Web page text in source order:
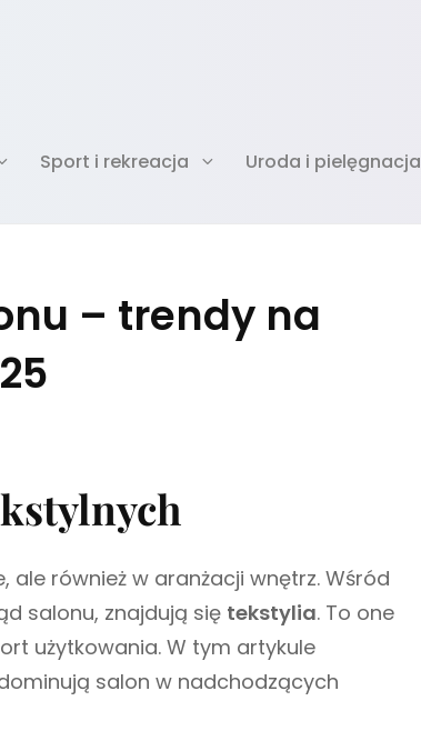
Sport i rekreacja Uroda i pielęgnacja
– trendy na
również w aranżacji wnętrz. Wśród
salonu, znajdują się tekstylia. To one
użytkowania. W tym artykule
salon w nadchodzących